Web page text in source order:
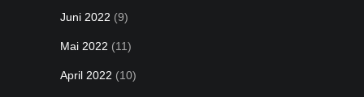
Juni 2022 (9)
Mai 2022 (11)
April 2022 (10)